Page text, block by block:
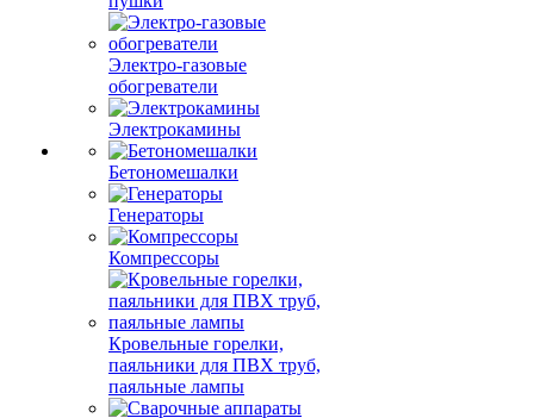
Электро-газовые
обогреватели
Электрокамины
Бетономешалки
Генераторы
Компрессоры
Кровельные горелки,
паяльники для ПВХ труб,
паяльные лампы